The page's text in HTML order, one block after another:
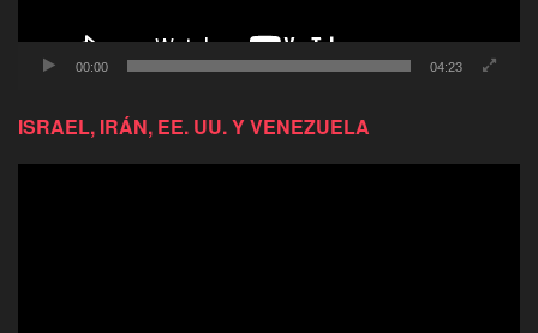
00:00 04:23
ISRAEL, IRÁN, EE. UU. Y VENEZUELA